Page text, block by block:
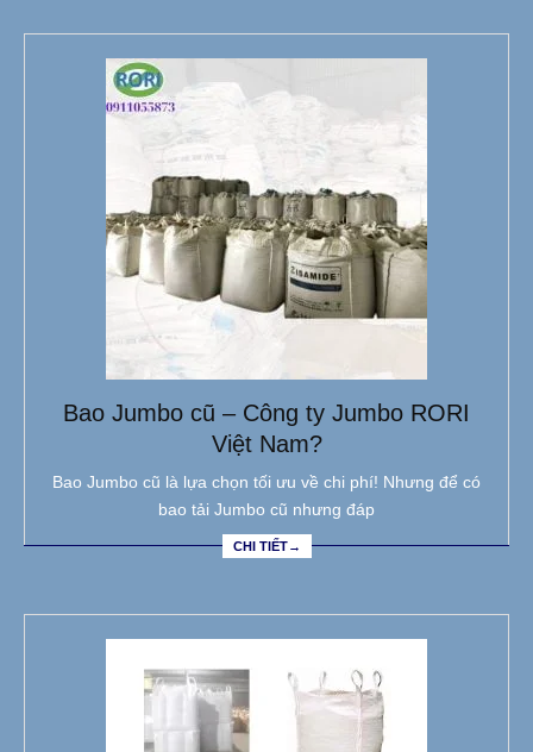
Bao Jumbo cũ – Công ty Jumbo RORI
Việt Nam?
Bao Jumbo cũ là lựa chọn tối ưu về chi phí! Nhưng để có
bao tải Jumbo cũ nhưng đáp
CHI TIẾT→